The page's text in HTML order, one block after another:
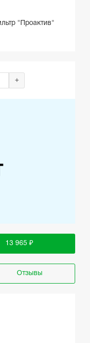
"Проактив"
+
13 965 ₽
Отзывы